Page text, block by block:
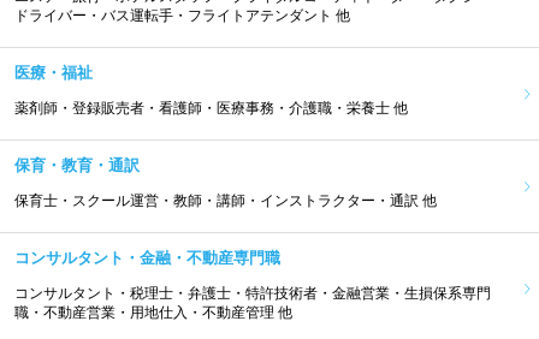
ドライバー・バス運転手・フライトアテンダント 他
医療・福祉
薬剤師・登録販売者・看護師・医療事務・介護職・栄養士 他
保育・教育・通訳
保育士・スクール運営・教師・講師・インストラクター・通訳 他
コンサルタント・金融・不動産専門職
コンサルタント・税理士・弁護士・特許技術者・金融営業・生損保系専門
職・不動産営業・用地仕入・不動産管理 他